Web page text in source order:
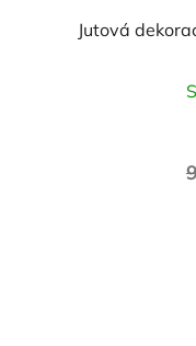
Jutová